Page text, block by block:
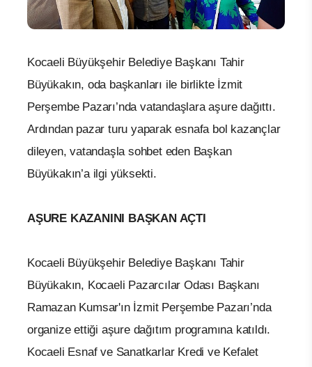
Kocaeli Büyükşehir Belediye Başkanı Tahir
Büyükakın, oda başkanları ile birlikte İzmit
Perşembe Pazarı’nda vatandaşlara aşure dağıttı.
Ardından pazar turu yaparak esnafa bol kazançlar
dileyen, vatandaşla sohbet eden Başkan
Büyükakın’a ilgi yüksekti.
AŞURE KAZANINI BAŞKAN AÇTI
Kocaeli Büyükşehir Belediye Başkanı Tahir
Büyükakın, Kocaeli Pazarcılar Odası Başkanı
Ramazan Kumsar'ın İzmit Perşembe Pazarı’nda
organize ettiği aşure dağıtım programına katıldı.
Kocaeli Esnaf ve Sanatkarlar Kredi ve Kefalet